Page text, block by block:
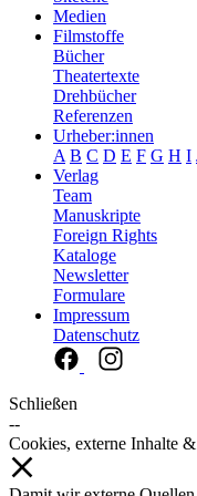
Medien
Filmstoffe
Bücher
Theatertexte
Drehbücher
Referenzen
Urheber:innen
A B C D E F G H I
Verlag
Team
Manuskripte
Foreign Rights
Kataloge
Newsletter
Formulare
Impressum
Datenschutz
Schließen
--
Cookies, externe Inhalte